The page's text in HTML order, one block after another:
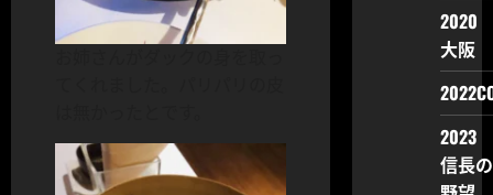
2020
大阪
2023
信長の